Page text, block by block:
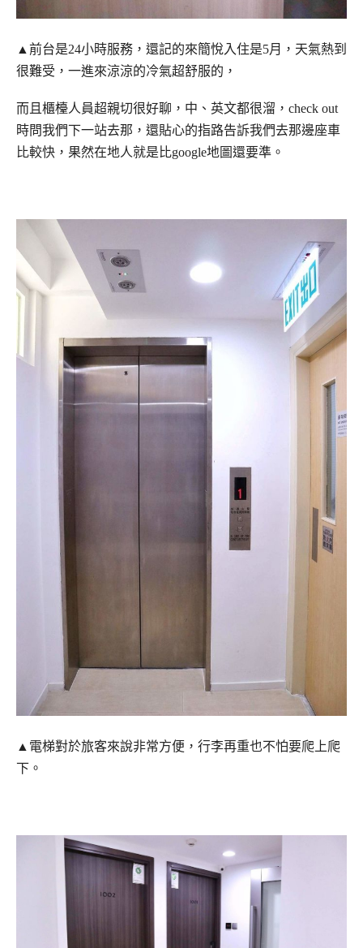
▲前台是24小時服務，還記的來簡悅入住是5月，天氣熱到
很難受，一進來涼涼的冷氣超舒服的，
而且櫃檯人員超親切很好聊，中、英文都很溜，check out
時問我們下一站去那，還貼心的指路告訴我們去那邊座車
比較快，果然在地人就是比google地圖還要準。
▲電梯對於旅客來說非常方便，行李再重也不怕要爬上爬
下。